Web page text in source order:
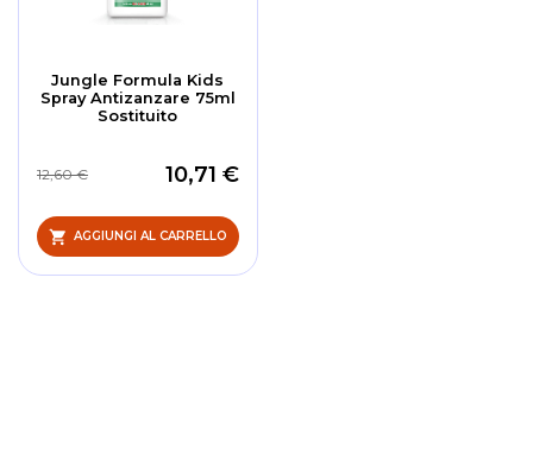
Jungle Formula Kids
Spray Antizanzare 75ml
Sostituito
10,71 €
12,60 €
AGGIUNGI AL CARRELLO